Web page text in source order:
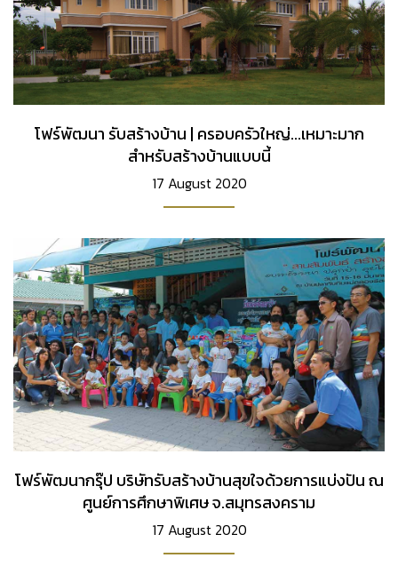
โฟร์พัฒนา รับสร้างบ้าน | ครอบครัวใหญ่...เหมาะมาก
สำหรับสร้างบ้านแบบนี้
17 August 2020
โฟร์พัฒนากรุ๊ป บริษัทรับสร้างบ้านสุขใจด้วยการแบ่งปัน ณ
ศูนย์การศึกษาพิเศษ จ.สมุทรสงคราม
17 August 2020